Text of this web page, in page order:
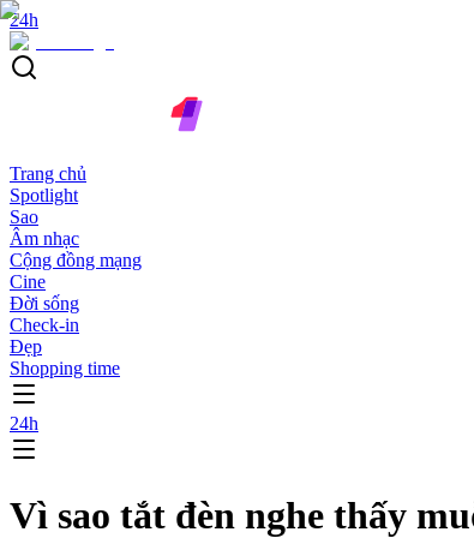
24h
Trang chủ
Spotlight
Sao
Âm nhạc
Cộng đồng mạng
Cine
Đời sống
Check-in
Đẹp
Shopping time
24h
Vì sao tắt đèn nghe thấy